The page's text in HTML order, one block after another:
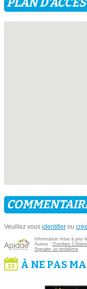
Veuillez vous identifier ou
Information mise à jour
Auteur : Dombes
Signaler un problème
À NE PAS